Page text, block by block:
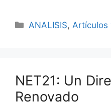
ANALISIS,Artículos
NET21: Un
Renovado